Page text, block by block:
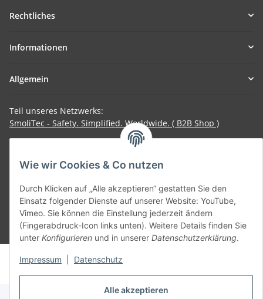
Alle akzeptieren
Wie wir Cookies & Co nutzen
Durch Klicken auf „Alle akzeptieren“ gestatten Sie den
Einsatz folgender Dienste auf unserer Website: YouTube,
Vimeo. Sie können die Einstellung jederzeit ändern
(Fingerabdruck-Icon links unten). Weitere Details finden Sie
unter Konfigurieren und in unserer Datenschutzerklärung.
Impressum Datenschutz
Rechtliches
Informationen
Allgemein
Teil unseres Netzwerks:
SmoliTec - Safety. Simplified. Worldwide. ( B2B Shop )
Vertrag widerrufen
* Alle Preise inkl. gesetzlicher USt., zzgl.Versand
© voltmaster.de